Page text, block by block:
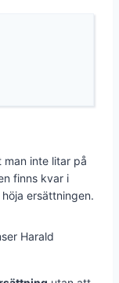
man inte litar på
finns kvar i
ersättningen.
Harald